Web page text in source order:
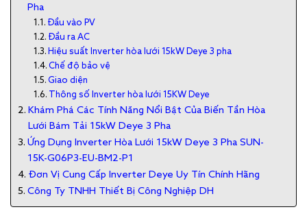
Pha
​Đầu vào PV
Đầu ra AC
Hiệu suất Inverter hòa lưới 15kW Deye 3 pha
Chế độ bảo vệ
Giao diện
Thông số Inverter hòa lưới 15KW Deye
Khám Phá Các Tính Năng Nổi Bật Của Biến Tần Hòa
Lưới Bám Tải 15kW Deye 3 Pha
Ứng Dụng Inverter Hòa Lưới 15kW Deye 3 Pha SUN-
15K-G06P3-EU-BM2-P1
Đơn Vị Cung Cấp Inverter Deye Uy Tín Chính Hãng
Công Ty TNHH Thiết Bị Công Nghiệp DH